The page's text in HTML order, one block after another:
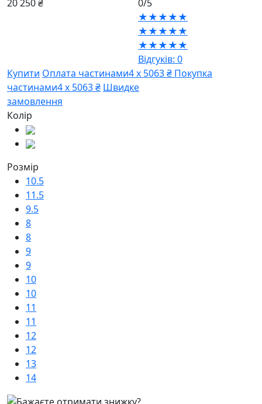
20 250 ₴
0/5
★★★★★
★★★★★
★★★★★
Відгуків: 0
Купити Оплата частинами4 х 5063 ₴ Покупка
частинами4 х 5063 ₴ Швидке
замовлення
Колір
Розмір
10.5
11.5
9.5
8
8
9
9
10
10
11
11
12
12
13
14